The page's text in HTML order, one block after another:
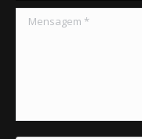
Mensagem *